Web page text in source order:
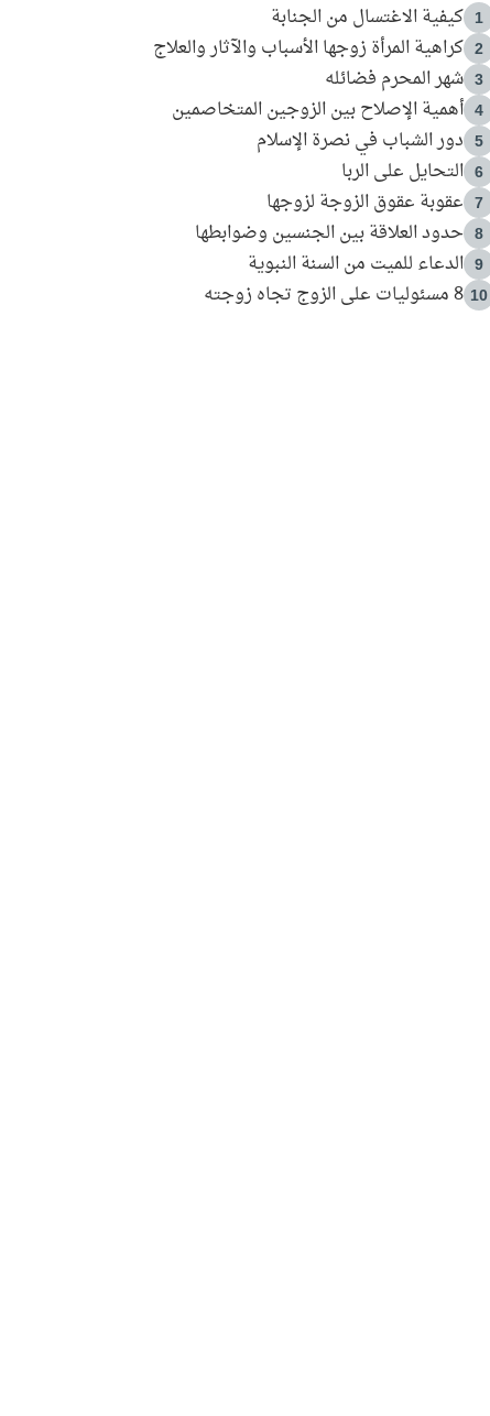
1 كيفية الاغتسال من الجنابة
2 كراهية المرأة زوجها الأسباب والآثار والعلاج
3 شهر المحرم فضائله
4 أهمية الإصلاح بين الزوجين المتخاصمين
5 دور الشباب في نصرة الإسلام
6 التحايل على الربا
7 عقوبة عقوق الزوجة لزوجها
8 حدود العلاقة بين الجنسين وضوابطها
9 الدعاء للميت من السنة النبوية
10 8 مسئوليات على الزوج تجاه زوجته